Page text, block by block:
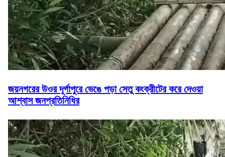
জয়নগরের উওর দূর্গাপুরে ভেঙে পড়া সেতু কংক্রীটের করে দেওয়া
আশ্বাস জনপ্রতিনিধির